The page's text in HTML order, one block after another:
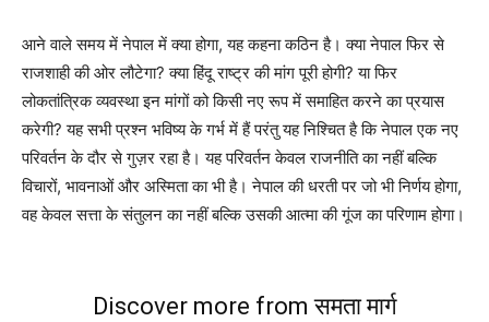
आने वाले समय में नेपाल में क्या होगा, यह कहना कठिन है। क्या नेपाल फिर से
राजशाही की ओर लौटेगा? क्या हिंदू राष्ट्र की मांग पूरी होगी? या फिर
लोकतांत्रिक व्यवस्था इन मांगों को किसी नए रूप में समाहित करने का प्रयास
करेगी? यह सभी प्रश्न भविष्य के गर्भ में हैं परंतु यह निश्चित है कि नेपाल एक नए
परिवर्तन के दौर से गुज़र रहा है। यह परिवर्तन केवल राजनीति का नहीं बल्कि
विचारों, भावनाओं और अस्मिता का भी है। नेपाल की धरती पर जो भी निर्णय होगा,
वह केवल सत्ता के संतुलन का नहीं बल्कि उसकी आत्मा की गूंज का परिणाम होगा।
Discover more from समता मार्ग